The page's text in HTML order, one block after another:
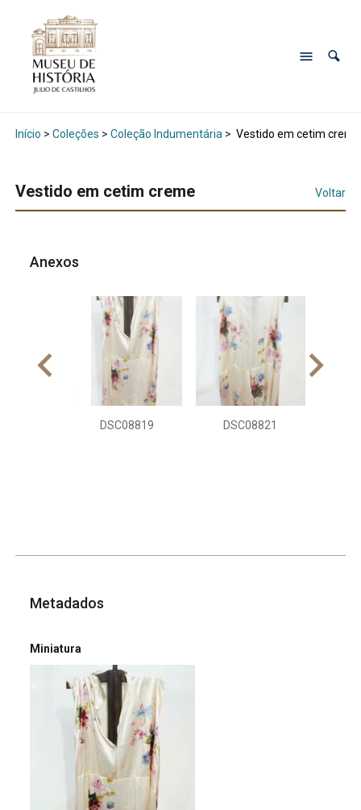
Início > Coleções > Coleção Indumentária > Vestido em cetim creme
Vestido em cetim creme Voltar
Anexos
DSC08819 DSC08821
Metadados
Miniatura